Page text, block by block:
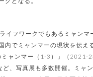
イフワークでもあるミャン
内でミャンマーの現状を伝
ャンマー（1-3）」（2021-
、写真展も多数開催。ミャ